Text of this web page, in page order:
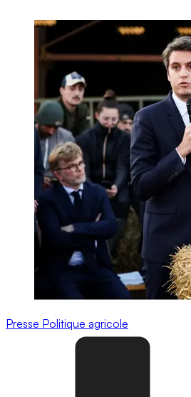
Presse Politique agricole